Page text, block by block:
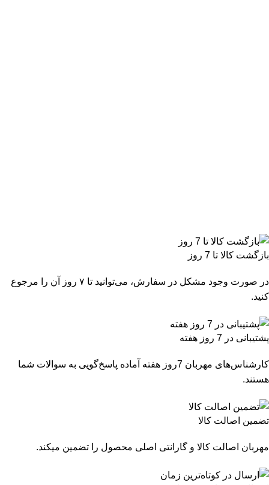
بازگشت کالا تا 7 روز
در صورت وجود مشکل در سفارش، می‌توانید تا ۷ روز آن را مرجوع
کنید.
پشتیبانی در 7 روز هفته
کارشناس‌های مهربان 7روز هفته آماده پاسخ‌گویی به سوالات شما
هستند.
تضمین اصالت کالا
مهربان اصالت کالا و گارانتی اصلی محصول را تضمین میکند.